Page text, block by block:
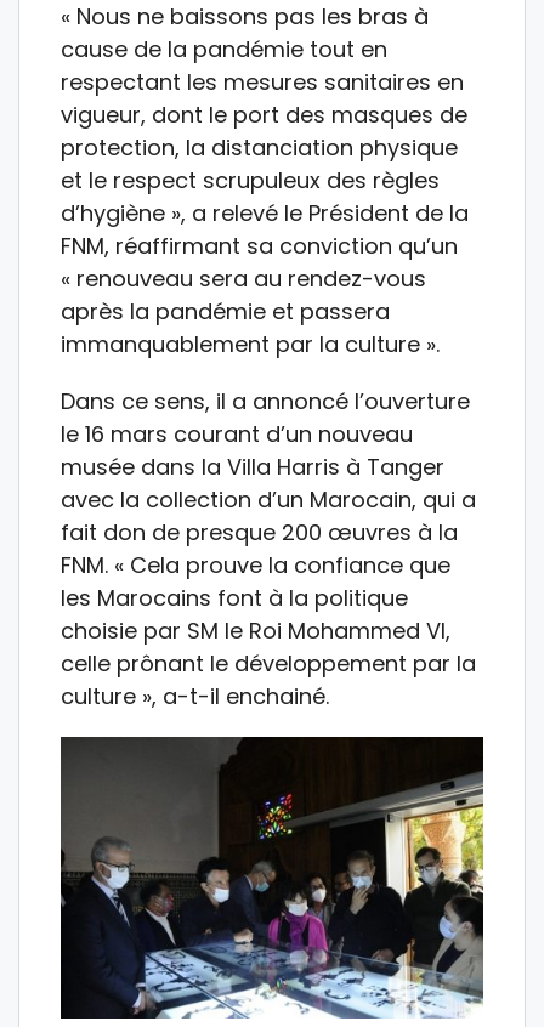
« Nous ne baissons pas les bras à
cause de la pandémie tout en
respectant les mesures sanitaires en
vigueur, dont le port des masques de
protection, la distanciation physique
et le respect scrupuleux des règles
d’hygiène », a relevé le Président de la
FNM, réaffirmant sa conviction qu’un
« renouveau sera au rendez-vous
après la pandémie et passera
immanquablement par la culture ».
Dans ce sens, il a annoncé l’ouverture
le 16 mars courant d’un nouveau
musée dans la Villa Harris à Tanger
avec la collection d’un Marocain, qui a
fait don de presque 200 œuvres à la
FNM. « Cela prouve la confiance que
les Marocains font à la politique
choisie par SM le Roi Mohammed VI,
celle prônant le développement par la
culture », a-t-il enchainé.